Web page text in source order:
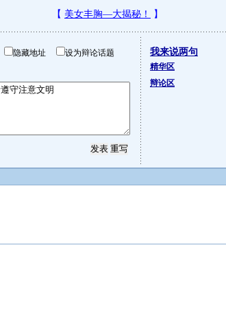
隐藏地址 设为辩论话题 我来说两句
精华区
辩论区